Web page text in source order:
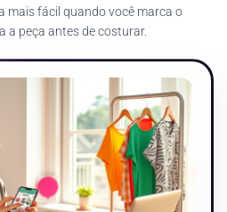
mais fácil quando você marca o
a peça antes de costurar.